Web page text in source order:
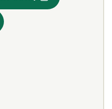
om Lengde på